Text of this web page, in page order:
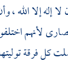
إله إلا الله ،
لأنهم
فرقة